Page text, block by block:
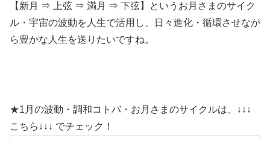
【新月 ⇒ 上弦 ⇒ 満月 ⇒ 下弦】というお月さまのサイク
ル・宇宙の波動を人生で活用し、日々進化・循環させなが
ら豊かな人生を送りたいですね。
★1月の波動・調和コトバ・お月さまのサイクルは、↓↓↓
こちら↓↓↓ でチェック！